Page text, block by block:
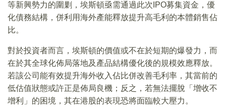
等新興勢力的圍剿，埃斯頓亟需通過此次IPO募集資金，優
化債務結構，併利用海外產能釋放提升高毛利的本體銷售佔
比。
對於投資者而言，埃斯頓的價值或不在於短期的爆發力，而
在於其全球化佈局落地及產品結構優化後的規模效應釋放。
若該公司能有效提升海外收入佔比併改善毛利率，其當前的
低估值狀態或許正是佈局良機；反之，若無法擺脫「增收不
增利」的困境，其在港股的表現恐將面臨較大壓力。